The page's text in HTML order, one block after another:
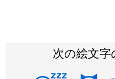
次の絵文